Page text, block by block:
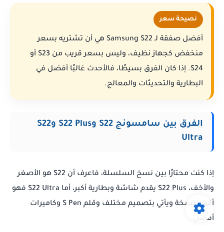
نصيحة سعر
أفضل صفقة لـ Samsung S22 هي أن تشتريه بسعر
منخفض كجهاز نظيف، وليس بسعر قريب من S23 أو
S24. إذا كان الفرق بسيطًا، فالأحدث غالبًا أفضل في
البطارية والتحديثات والمعالج.
الفرق بين سامسونج S22 وS22 Plus وS22
Ultra
إذا كنت محتارًا بين نسخ السلسلة، فاعرف أن S22 هو الأصغر
والأخف، S22 Plus يقدم شاشة وبطارية أكبر، أما S22 Ultra فهو
أقوى نسخة ويأتي بتصميم مختلف وقلم S Pen وكاميرات
أفضل.